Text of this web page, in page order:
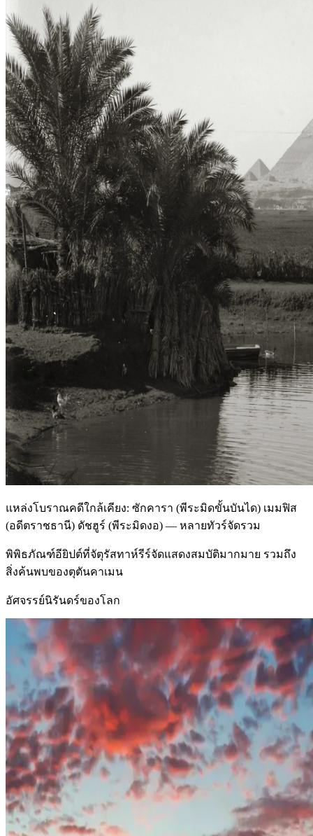
แหล่งโบราณคดีใกล้เคียง: ซักคารา (พีระมิดขั้นบันได) เมมฟิส
(อดีตราชธานี) ดัชฮูร์ (พีระมิดงอ) — หลายทัวร์จัดรวม
พิพิธภัณฑ์อียิปต์ที่จัตุรัสทาห์รีร์จัดแสดงสมบัติมากมาย รวมถึง
สิ่งค้นพบของตุตันคาเมน
อัศจรรย์นิรันดร์ของโลก